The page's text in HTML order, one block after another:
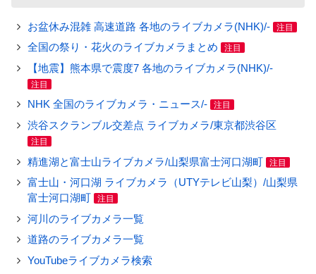
お盆休み混雑 高速道路 各地のライブカメラ(NHK)/- 注目
全国の祭り・花火のライブカメラまとめ 注目
【地震】熊本県で震度7 各地のライブカメラ(NHK)/-
注目
NHK 全国のライブカメラ・ニュース/- 注目
渋谷スクランブル交差点 ライブカメラ/東京都渋谷区
注目
精進湖と富士山ライブカメラ/山梨県富士河口湖町 注目
富士山・河口湖 ライブカメラ（UTYテレビ山梨）/山梨県
富士河口湖町
注目
河川のライブカメラ一覧
道路のライブカメラ一覧
YouTubeライブカメラ検索